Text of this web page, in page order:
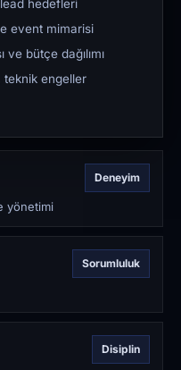
hedefleri
event mimarisi
ve bütçe dağılımı
teknik engeller
Deneyim
yönetimi
Sorumluluk
Disiplin